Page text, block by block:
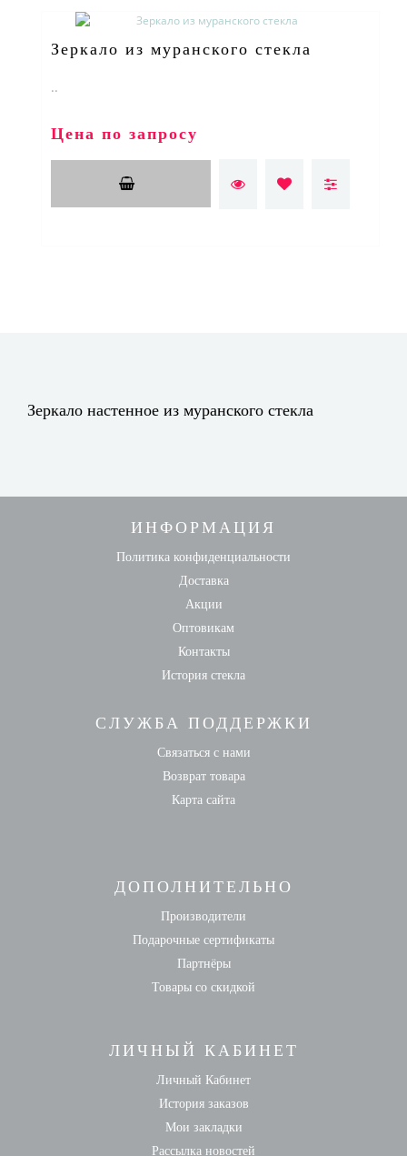
Зеркало из муранского стекла
..
Цена по запросу
Зеркало настенное из муранского стекла
ИНФОРМАЦИЯ
Политика конфиденциальности
Доставка
Акции
Оптовикам
Контакты
История стекла
СЛУЖБА ПОДДЕРЖКИ
Связаться с нами
Возврат товара
Карта сайта
ДОПОЛНИТЕЛЬНО
Производители
Подарочные сертификаты
Партнёры
Товары со скидкой
ЛИЧНЫЙ КАБИНЕТ
Личный Кабинет
История заказов
Мои закладки
Рассылка новостей